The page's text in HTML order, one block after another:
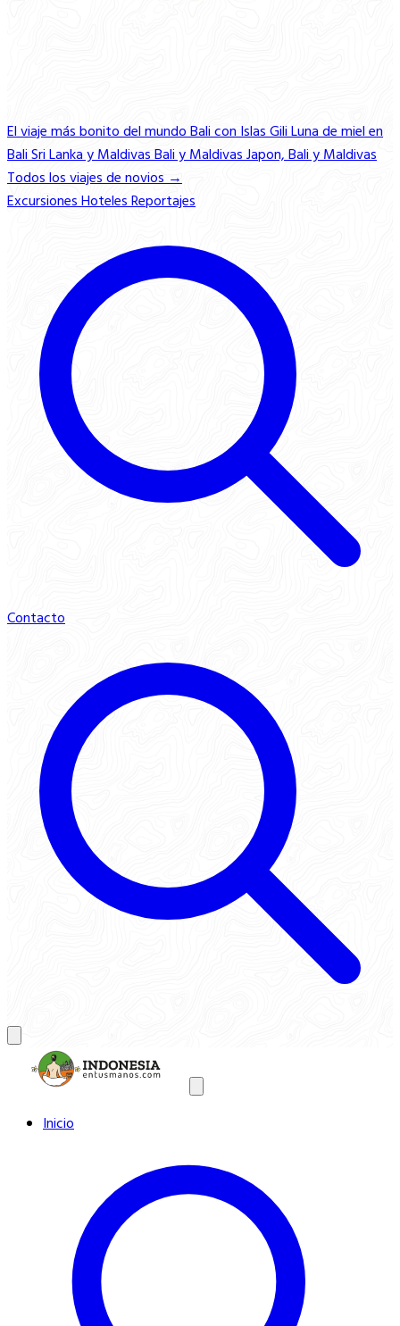
El viaje más bonito del mundoBali con Islas GiliLuna de miel en
BaliSri Lanka y MaldivasBali y MaldivasJapon, Bali y Maldivas
Todos los viajes de novios →
ExcursionesHotelesReportajes
Contacto
Inicio